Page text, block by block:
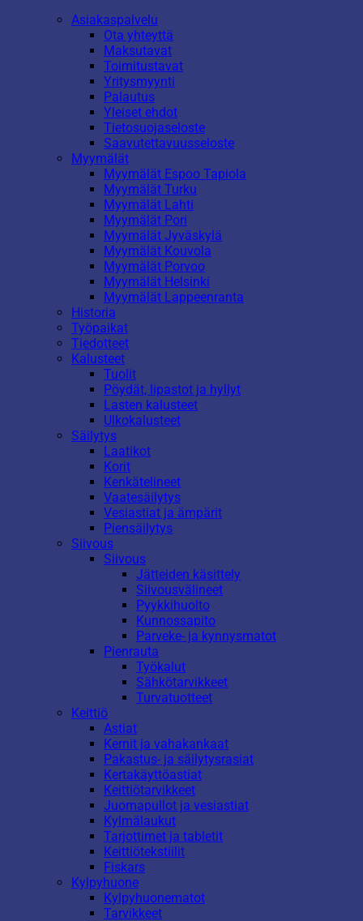
Asiakaspalvelu
Ota yhteyttä
Maksutavat
Toimitustavat
Yritysmyynti
Palautus
Yleiset ehdot
Tietosuojaseloste
Saavutettavuusseloste
Myymälät
Myymälät Espoo Tapiola
Myymälät Turku
Myymälät Lahti
Myymälät Pori
Myymälät Jyväskylä
Myymälät Kouvola
Myymälät Porvoo
Myymälät Helsinki
Myymälät Lappeenranta
Historia
Työpaikat
Tiedotteet
Kalusteet
Tuolit
Pöydät, lipastot ja hyllyt
Lasten kalusteet
Ulkokalusteet
Säilytys
Laatikot
Korit
Kenkätelineet
Vaatesäilytys
Vesiastiat ja ämpärit
Piensäilytys
Siivous
Siivous
Jätteiden käsittely
Siivousvälineet
Pyykkihuolto
Kunnossapito
Parveke- ja kynnysmatot
Pienrauta
Työkalut
Sähkötarvikkeet
Turvatuotteet
Keittiö
Astiat
Kernit ja vahakankaat
Pakastus- ja säilytysrasiat
Kertakäyttöastiat
Keittiötarvikkeet
Juomapullot ja vesiastiat
Kylmälaukut
Tarjottimet ja tabletit
Keittiötekstiilit
Fiskars
Kylpyhuone
Kylpyhuonematot
Tarvikkeet